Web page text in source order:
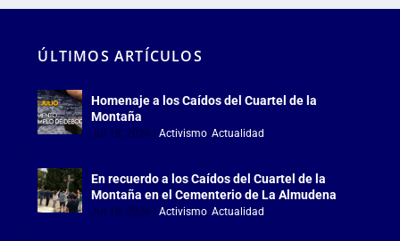
ÚLTIMOS ARTÍCULOS
Homenaje a los Caídos del Cuartel de la
Montaña
Jul 18, 2026 |Activismo,Actualidad
En recuerdo a los Caídos del Cuartel de la
Montaña en el Cementerio de La Almudena
Jul 18, 2026 |Activismo,Actualidad